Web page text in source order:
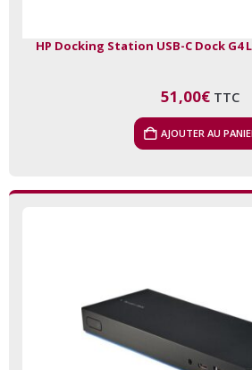
HP Docking Station USB-C Dock G4
51,00€ TTC
AJOUTER AU